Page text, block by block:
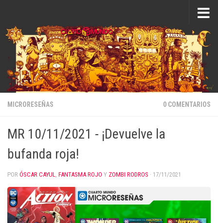
MICRORESEÑAS 0 COMENTARIOS
MR 10/11/2021 - ¡Devuelve la
bufanda roja!
POR ÓSCAR CAYUL, FANTASMA ROJO Y ZOMBI RODROS · 17/11/2021